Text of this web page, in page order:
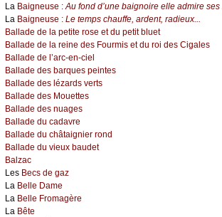
La Baigneuse :Au fond d’une baignoire elle admire ses
La Baigneuse : Le temps chauffe, ardent, radieux...
Ballade de la petite rose et du petit bluet
Ballade de la reine des Fourmis et du roi des Cigales
Ballade de l’arc-en-ciel
Ballade des barques peintes
Ballade des lézards verts
Ballade des Mouettes
Ballade des nuages
Ballade du cadavre
Ballade du châtaignier rond
Ballade du vieux baudet
Balzac
Les Becs de gaz
La Belle Dame
La Belle Fromagère
La Bête